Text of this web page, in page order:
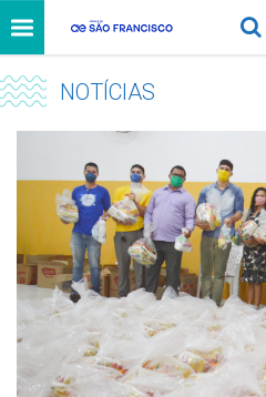
NOTÍCIAS